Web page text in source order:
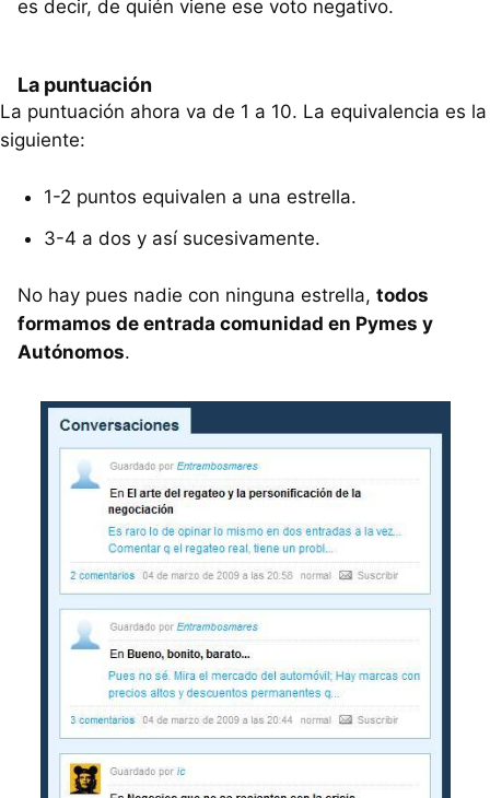
es decir, de quién viene ese voto negativo.
La puntuación
La puntuación ahora va de 1 a 10. La equivalencia es la
siguiente:
1-2 puntos equivalen a una estrella.
3-4 a dos y así sucesivamente.
No hay pues nadie con ninguna estrella, todos
formamos de entrada comunidad en Pymes y
Autónomos.